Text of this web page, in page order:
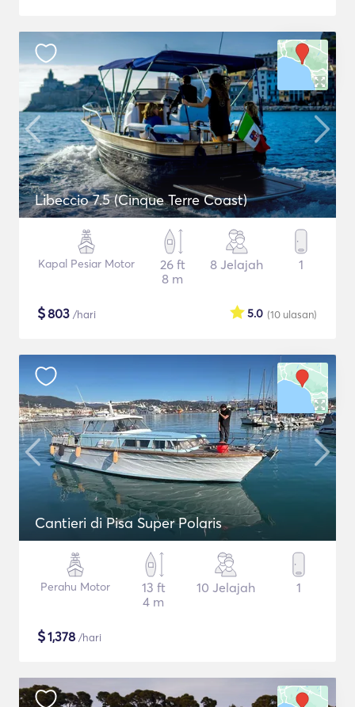
Libeccio 7.5 (Cinque Terre Coast)
Kapal Pesiar Motor
26 ft
8 m
8 Jelajah 1
$803 /hari (10 ulasan)
5.0
Cantieri di Pisa Super Polaris
Perahu Motor
13 ft
4 m
10 Jelajah 1
$1,378 /hari